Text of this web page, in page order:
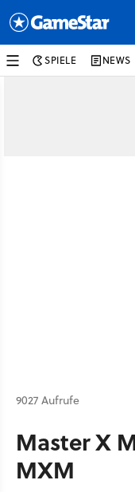
SPIELE NEWS
9027 Aufrufe
Master X
MXM